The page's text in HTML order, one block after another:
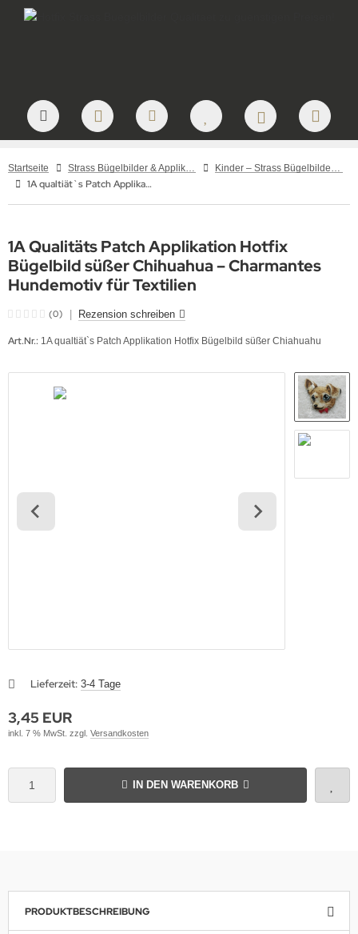
Startseite Strass Bügelbilder & Applikationen zum Aufbügeln Kinder – Strass Bügelbilder und Applikationen
1A qualtiät`s Patch Applikation Hotfix Bügelbild süßer Chiahuahu
1A Qualitäts Patch Applikation Hotfix
Bügelbild süßer Chihuahua – Charmantes
Hundemotiv für Textilien
(0) Rezension schreiben
Art.Nr.: 1A qualtiät`s Patch Applikation Hotfix Bügelbild süßer Chiahuahu
Lieferzeit: 3-4 Tage
3,45 EUR
inkl. 7 % MwSt. zzgl. Versandkosten
IN DEN WARENKORB
PRODUKTBESCHREIBUNG